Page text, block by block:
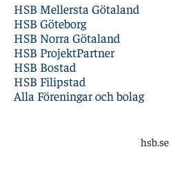
HSB Mellersta Götaland
HSB Göteborg
HSB Norra Götaland
HSB ProjektPartner
HSB Bostad
HSB Filipstad
Alla Föreningar och bolag
hsb.se